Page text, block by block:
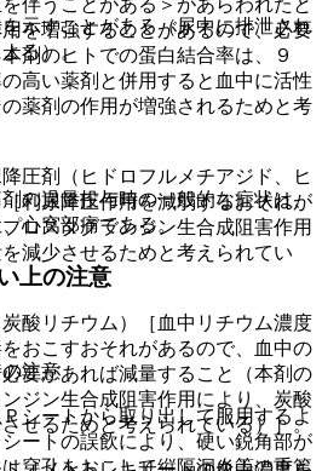
示すことがある（尿中に排泄され
る）。
の過量投与時の一般的な症状は、
心窩部痛である。
上の注意
注意
シートから取り出して服用するよ
ートの誤飲により、硬い鋭角部が
を増強することがあるので、必要
剤のヒトでの蛋白結合率は、９
高い薬剤と併用すると血中に活性
薬剤の作用が増強されるためと考
圧剤（ヒドロフルメチアジド、ヒ
利尿降圧作用を減弱するおそれが
ロスタグランジン生合成阻害作用
減少させるためと考えられてい
酸リチウム）［血中リチウム濃度
おこすおそれがあるので、血中の
要があれば減量すること（本剤の
ジン生合成阻害作用により、炭酸
せるためと考えられている）］。